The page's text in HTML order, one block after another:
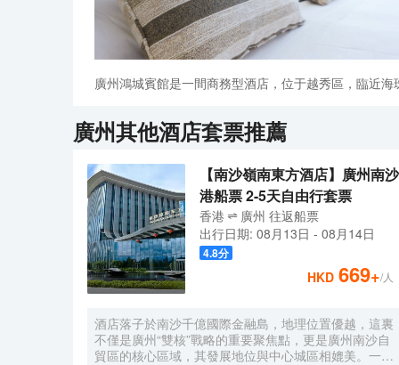
廣州鴻城賓館是一間商務型酒店，位于越秀區，臨近海
廣州其他酒店套票推薦
【南沙嶺南東方酒店】廣州南沙
港船票 2-5天自由行套票
香港 廣州 往返船票
出行日期: 08月13日 - 08月14日
4.8分
HKD 669+/人
酒店落子於南沙千億國際金融島，地理位置優越，這裏
不僅是廣州“雙核”戰略的重要聚焦點，更是廣州南沙自
貿區的核心區域，其發展地位與中心城區相媲美。一小